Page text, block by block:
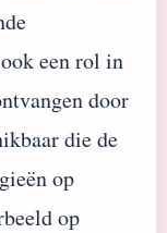
een rol in
door
die de
op
op